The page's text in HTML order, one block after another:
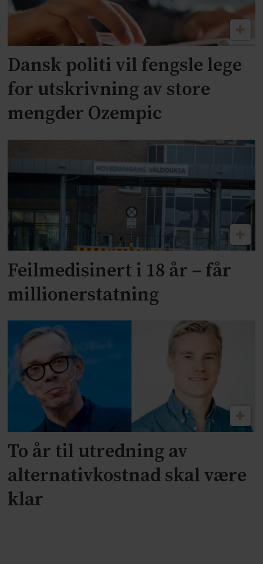
Dansk politi vil fengsle lege
for utskrivning av store
mengder Ozempic
Feilmedisinert i 18 år – får
millionerstatning
To år til utredning av
alternativkostnad skal være
klar